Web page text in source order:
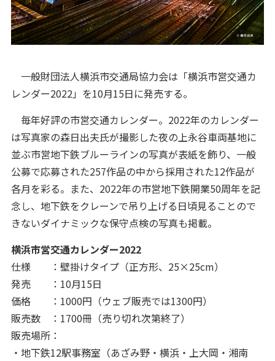
一般財団法人横浜市交通局協力会は「横浜市営交通カ
レンダー2022」を10月15日に発売する。
毎年好評の市営交通カレンダー。2022年のカレンダー
は写真家の森日出夫氏が撮影した夜の上永谷車両基地に
並ぶ市営地下鉄ブルーラインの写真が表紙を飾り、一般
公募で応募された257作品の中から採用された12作品が
各月を彩る。また、2022年の市営地下鉄開業50周年を記
念し、地下鉄をクレーンで吊り上げる日頃見ることので
きないダイナミックな保守点検の写真も掲載。
横浜市営交通カレンダー2022
仕様 ：壁掛けタイプ（正方形、25×25cm）
発売 ：10月15日
価格 ：1000円（ウェブ販売では1300円）
販売数 ：1700冊（売り切れ次第終了）
販売場所：
・地下鉄12駅事務室（あざみ野・横浜・上大岡・湘南